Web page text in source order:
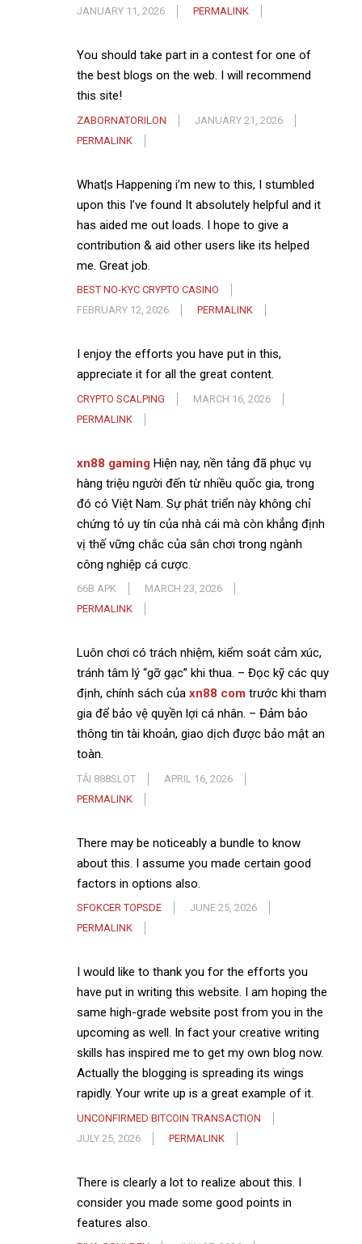
JANUARY 11, 2026
PERMALINK
You should take part in a contest for one of
the best blogs on the web. I will recommend
this site!
ZABORNATORILON
JANUARY 21, 2026
PERMALINK
What¦s Happening i’m new to this, I stumbled
upon this I’ve found It absolutely helpful and it
has aided me out loads. I hope to give a
contribution & aid other users like its helped
me. Great job.
BEST NO-KYC CRYPTO CASINO
FEBRUARY 12, 2026
PERMALINK
I enjoy the efforts you have put in this,
appreciate it for all the great content.
CRYPTO SCALPING
MARCH 16, 2026
PERMALINK
xn88 gaming Hiện nay, nền tảng đã phục vụ
hàng triệu người đến từ nhiều quốc gia, trong
đó có Việt Nam. Sự phát triển này không chỉ
chứng tỏ uy tín của nhà cái mà còn khẳng định
vị thế vững chắc của sân chơi trong ngành
công nghiệp cá cược.
66B APK
MARCH 23, 2026
PERMALINK
Luôn chơi có trách nhiệm, kiểm soát cảm xúc,
tránh tâm lý “gỡ gạc” khi thua. – Đọc kỹ các quy
định, chính sách của xn88 com trước khi tham
gia để bảo vệ quyền lợi cá nhân. – Đảm bảo
thông tin tài khoản, giao dịch được bảo mật an
toàn.
TẢI 888SLOT
APRIL 16, 2026
PERMALINK
There may be noticeably a bundle to know
about this. I assume you made certain good
factors in options also.
SFOKCER TOPSDE
JUNE 25, 2026
PERMALINK
I would like to thank you for the efforts you
have put in writing this website. I am hoping the
same high-grade website post from you in the
upcoming as well. In fact your creative writing
skills has inspired me to get my own blog now.
Actually the blogging is spreading its wings
rapidly. Your write up is a great example of it.
UNCONFIRMED BITCOIN TRANSACTION
JULY 25, 2026
PERMALINK
There is clearly a lot to realize about this. I
consider you made some good points in
features also.